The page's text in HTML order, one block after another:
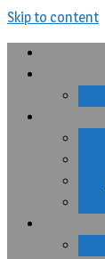
Skip to content